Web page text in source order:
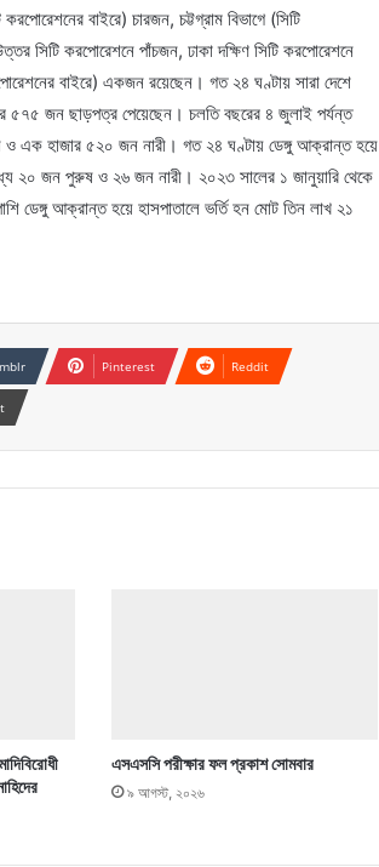
বাইরে) চারজন, চট্টগ্রাম বিভাগে (সিটি
সিটি করপোরেশনে পাঁচজন, ঢাকা দক্ষিণ সিটি করপোরেশনে
বাইরে) একজন রয়েছেন। গত ২৪ ঘণ্টায় সারা দেশে
৫৭৫ জন ছাড়পত্র পেয়েছেন। চলতি বছরের ৪ জুলাই পর্যন্ত
এক হাজার ৫২০ জন নারী। গত ২৪ ঘণ্টায় ডেঙ্গু আক্রান্ত হয়ে
২০ জন পুরুষ ও ২৬ জন নারী। ২০২৩ সালের ১ জানুয়ারি থেকে
ডেঙ্গু আক্রান্ত হয়ে হাসপাতালে ভর্তি হন মোট তিন লাখ ২১
Pinterest Reddit
এসএসসি পরীক্ষার ফল প্রকাশ সোমবার
৯ আগস্ট, ২০২৬